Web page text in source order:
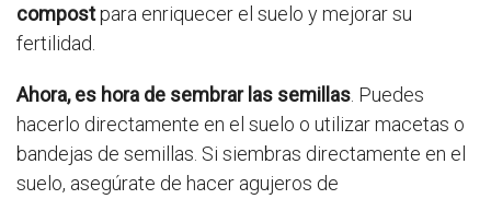
compostpara enriquecer el suelo y mejorar su
fertilidad.
Ahora, es hora de sembrar las semillas . Puedes
hacerlo directamente en el suelo o utilizar macetas o
bandejas de semillas. Si siembras directamente en el
suelo, asegúrate de hacer agujeros de